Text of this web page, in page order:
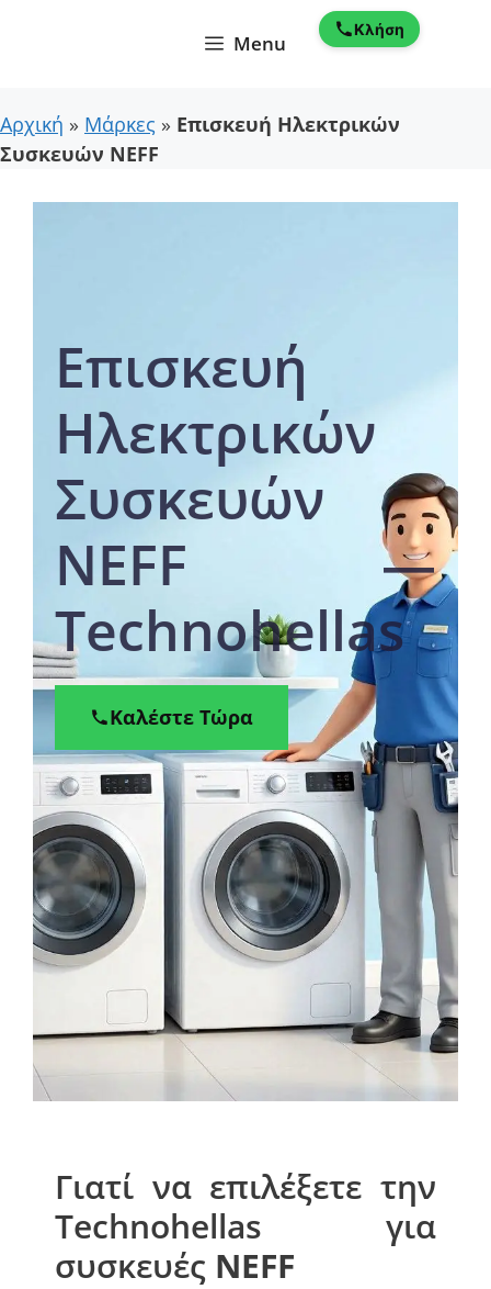
Κλήση
Menu
Αρχική » Μάρκες » Επισκευή Ηλεκτρικών
Συσκευών NEFF
Επισκευή
Ηλεκτρικών
Συσκευών
NEFF —
Technohellas
Καλέστε Τώρα
Γιατί να επιλέξετε την
Technohellas για
συσκευές NEFF